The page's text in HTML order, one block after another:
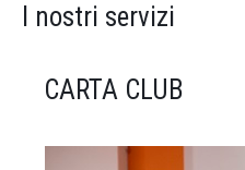
I nostri servizi
CARTA CLUB